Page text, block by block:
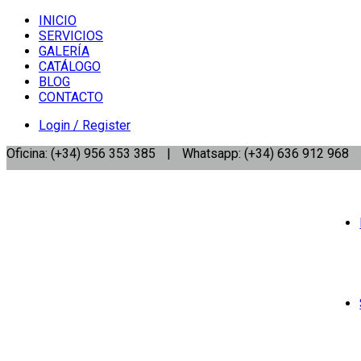
INICIO
SERVICIOS
GALERÍA
CATÁLOGO
BLOG
CONTACTO
Login / Register
Oficina: (+34) 956 353 385
| Whatsapp: (+34) 636 912 968